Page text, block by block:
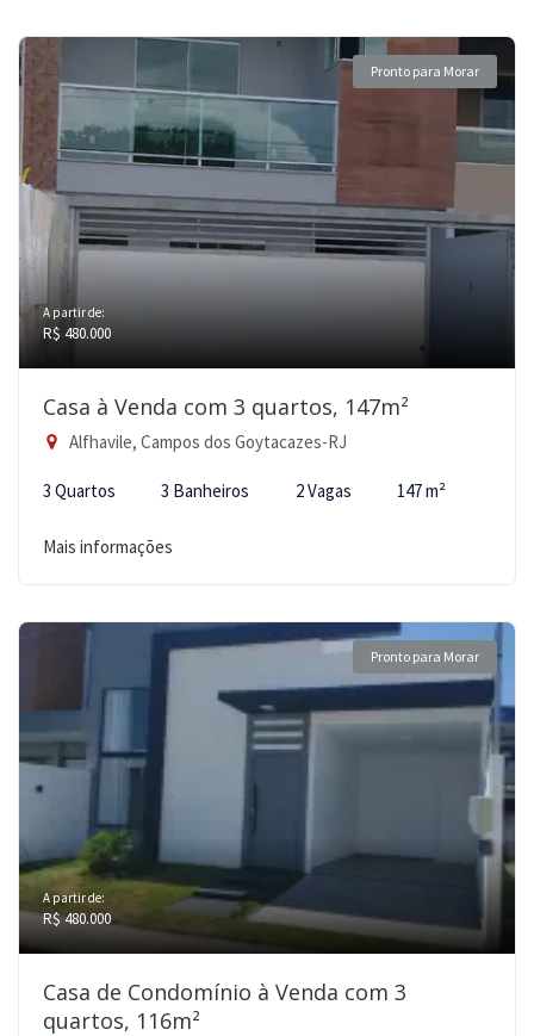
Pronto para Morar
A partir de:
R$ 480.000
Casa à Venda com 3 quartos, 147m²
Alfhavile, Campos dos Goytacazes-RJ
3 Quartos 3 Banheiros 2 Vagas 147 m²
Mais informações
Pronto para Morar
A partir de:
R$ 480.000
Casa de Condomínio à Venda com 3
quartos, 116m²